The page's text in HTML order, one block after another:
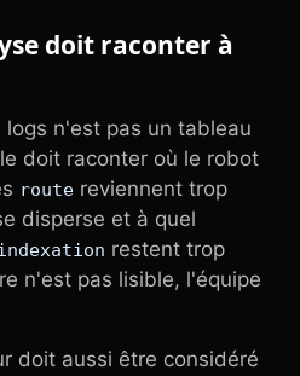
doit raconter à
n'est pas un tableau
doit raconter où le robot
route reviennent trop
disperse et à quel
restent trop
n'est pas lisible, l'équipe
doit aussi être considéré